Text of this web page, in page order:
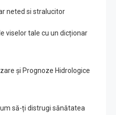
neted si stralucitor
viselor tale cu un dicționar
și Prognoze Hidrologice
să-ți distrugi sănătatea